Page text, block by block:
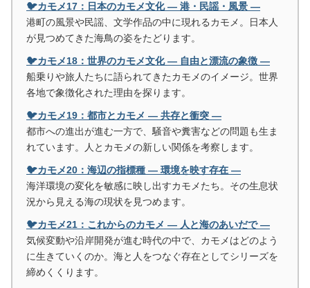
🐦カモメ17：日本のカモメ文化 ― 港・民謡・風景 ―
港町の風景や民謡、文学作品の中に現れるカモメ。日本人
が見つめてきた海鳥の姿をたどります。
🐦カモメ18：世界のカモメ文化 ― 自由と漂流の象徴 ―
船乗りや旅人たちに語られてきたカモメのイメージ。世界
各地で象徴化された理由を探ります。
🐦カモメ19：都市とカモメ ― 共存と衝突 ―
都市への進出が進む一方で、騒音や糞害などの問題も生ま
れています。人とカモメの新しい関係を考察します。
🐦カモメ20：海辺の指標種 ― 環境を映す存在 ―
海洋環境の変化を敏感に映し出すカモメたち。その生息状
況から見える海の現状を見つめます。
🐦カモメ21：これからのカモメ ― 人と海のあいだで ―
気候変動や沿岸開発が進む時代の中で、カモメはどのよう
に生きていくのか。海と人をつなぐ存在としてシリーズを
締めくくります。